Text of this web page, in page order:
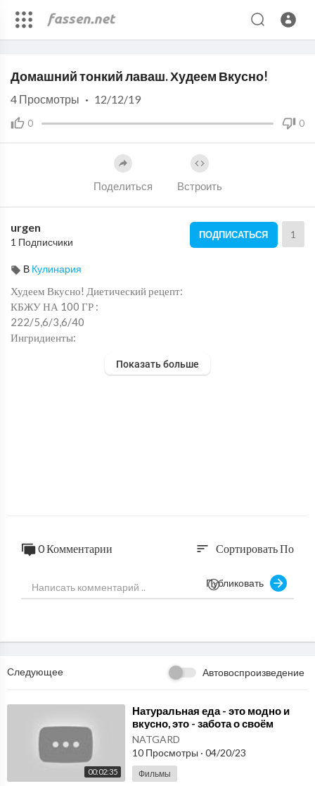
Download File: https://www.youtube.com/watch?v=Z5IOdoQ_UA0
Домашний тонкий лаваш. Худеем Вкусно!
0 0
4 Просмотры · 12/12/19
Поделиться Встроить
urgen
1 Подписчики
ПОДПИСАТЬСЯ 1
В Кулинария
Худеем Вкусно! Диетический рецепт:
КБЖУ НА 100 ГР :
222/5,6/3,6/40
Ингридиенты:
Показать больше
0 Комментарии sort Сортировать По
Публиковать
Следующее Автовоспроизведение
00:02:35
⁣Натуральная еда - это модно и
вкусно, это - забота о своём
здоровье и здоровье своих
близких.
NATGARD
10 Просмотры · 04/20/23
Фильмы